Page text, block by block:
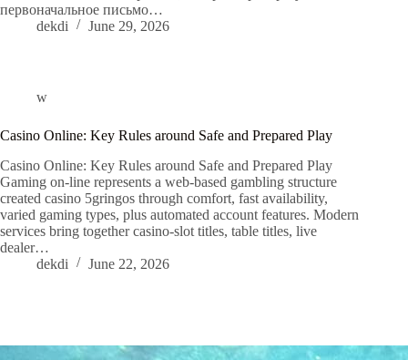
первоначальное письмо…
dekdi
June 29, 2026
w
Casino Online: Key Rules around Safe and Prepared Play
Casino Online: Key Rules around Safe and Prepared Play
Gaming on-line represents a web-based gambling structure
created casino 5gringos through comfort, fast availability,
varied gaming types, plus automated account features. Modern
services bring together casino-slot titles, table titles, live
dealer…
dekdi
June 22, 2026